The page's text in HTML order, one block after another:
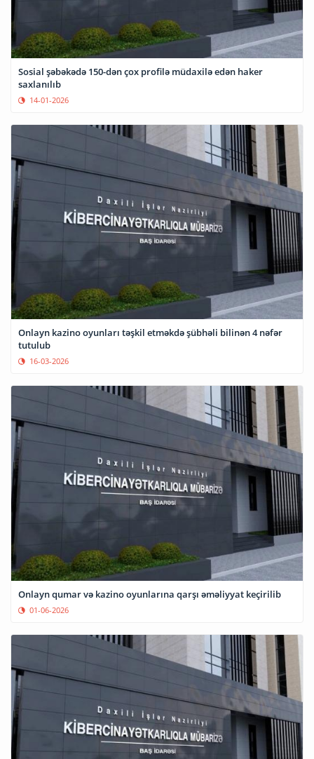
Sosial şəbəkədə 150-dən çox profilə müdaxilə edən haker
saxlanılıb
14-01-2026
Onlayn kazino oyunları təşkil etməkdə şübhəli bilinən 4 nəfər
tutulub
16-03-2026
Onlayn qumar və kazino oyunlarına qarşı əməliyyat keçirilib
01-06-2026